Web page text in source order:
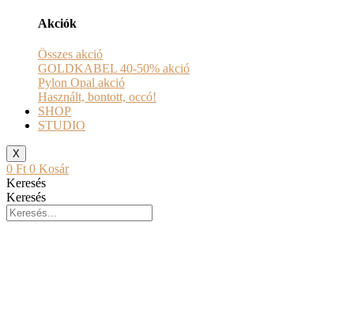
Akciók
Összes akció
GOLDKABEL 40-50% akció
Pylon Opal akció
Használt, bontott, occó!
SHOP
STUDIO
X
0 Ft 0 Kosár
Keresés
Keresés